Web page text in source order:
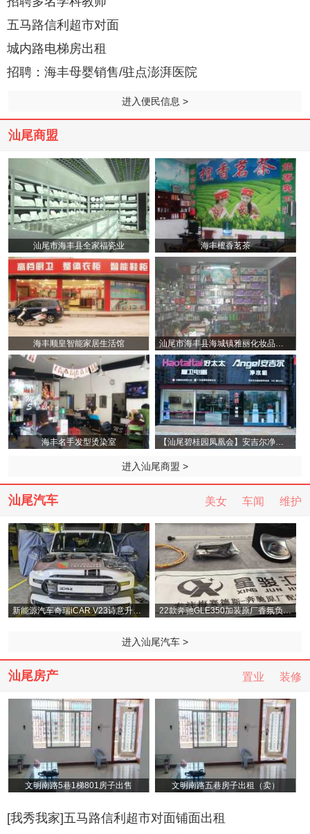
五马路信利超市对面
城内路电梯房出租
招聘：海丰母婴销售/驻点澎湃医院
进入便民信息 >
汕尾商盟
汕尾市海丰县全家福瓷业 海丰檀香茗茶
海丰顺皇智能家居生活馆 汕尾市海丰县海城镇雅丽化妆品商行
海丰名手发型烫染室 【汕尾碧桂园凤凰会】安吉尔净水机/好太太
进入汕尾商盟 >
汕尾汽车 美女 车闻 维护
22款奔驰GLE350加装原厂香氛负离子系统，清
进入汕尾汽车 >
汕尾房产 置业 装修
文明南路5巷1梯801房子出售 文明南路五巷房子出租（卖）
[我秀我家]五马路信利超市对面铺面出租